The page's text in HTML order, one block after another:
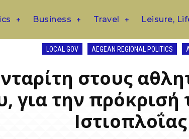
Business Travel Leisure,
LOCAL GOV AEGEAN REGIONAL POLITICS
στους
για την
Ιστιοπλοΐας